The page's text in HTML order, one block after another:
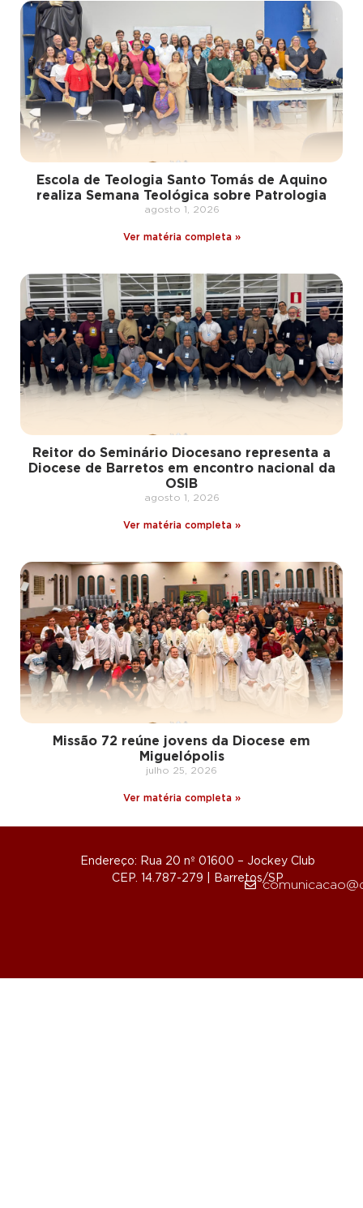
Escola de Teologia Santo Tomás de Aquino
realiza Semana Teológica sobre Patrologia
agosto 1, 2026
Ver matéria completa »
Reitor do Seminário Diocesano representa a
Diocese de Barretos em encontro nacional da
OSIB
agosto 1, 2026
Ver matéria completa »
Missão 72 reúne jovens da Diocese em
Miguelópolis
julho 25, 2026
Ver matéria completa »
Endereço: Rua 20 nº 01600 – Jockey Club
CEP. 14.787-279 | Barretos/SP